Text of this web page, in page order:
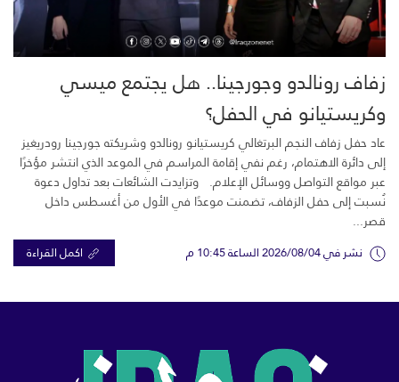
زفاف رونالدو وجورجينا.. هل يجتمع ميسي
وكريستيانو في الحفل؟
عاد حفل زفاف النجم البرتغالي كريستيانو رونالدو وشريكته جورجينا رودريغيز
إلى دائرة الاهتمام، رغم نفي إقامة المراسم في الموعد الذي انتشر مؤخرًا
عبر مواقع التواصل ووسائل الإعلام. وتزايدت الشائعات بعد تداول دعوة
نُسبت إلى حفل الزفاف، تضمنت موعدًا في الأول من أغسطس داخل
قصر...
نشر في 2026/08/04 الساعة 10:45 م اكمل القراءة